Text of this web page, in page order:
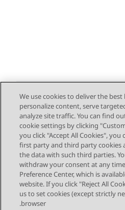
الموضوع التالي
We use cookies to deliver the
personalize content, serve
analyze site traffic. You can find
cookie settings by clicking
you click "Accept All Cookies",
first party and third party cookies
the data with such third parties.
withdraw your consent at any
Preference Center, which is
website. If you click "Reject All
us to set cookies (except strictly
browser.